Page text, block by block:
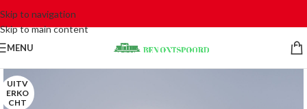
Skip to navigation
Skip to main content
MENU
UITV
ERKO
CHT